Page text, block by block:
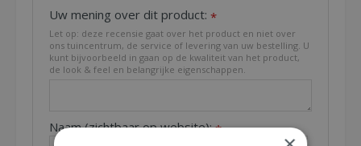
Uw mening over dit product: *
Let op: deze recensie gaat over het product en niet over
ons tuincentrum, de service of levering van uw bestelling. U
kunt bijvoorbeeld in gaan op de kwaliteit van het product,
de look & feel en belangrijke eigenschappen.
Naam (zichtbaar op website):*